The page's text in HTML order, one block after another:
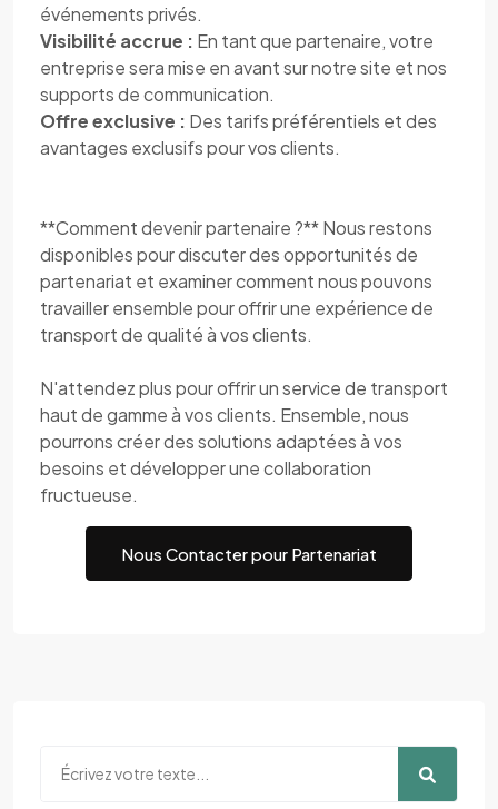
événements privés.
Visibilité accrue : En tant que partenaire, votre
entreprise sera mise en avant sur notre site et nos
supports de communication.
Offre exclusive : Des tarifs préférentiels et des
avantages exclusifs pour vos clients.
**Comment devenir partenaire ?** Nous restons
disponibles pour discuter des opportunités de
partenariat et examiner comment nous pouvons
travailler ensemble pour offrir une expérience de
transport de qualité à vos clients.
N'attendez plus pour offrir un service de transport
haut de gamme à vos clients. Ensemble, nous
pourrons créer des solutions adaptées à vos
besoins et développer une collaboration
fructueuse.
Nous Contacter pour Partenariat